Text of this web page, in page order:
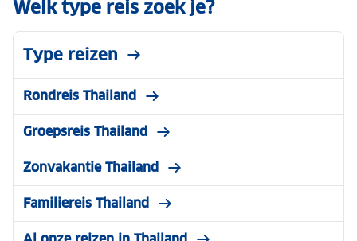
Welk type reis zoek je?
Type reizen
Rondreis Thailand
Groepsreis Thailand
Zonvakantie Thailand
Familiereis Thailand